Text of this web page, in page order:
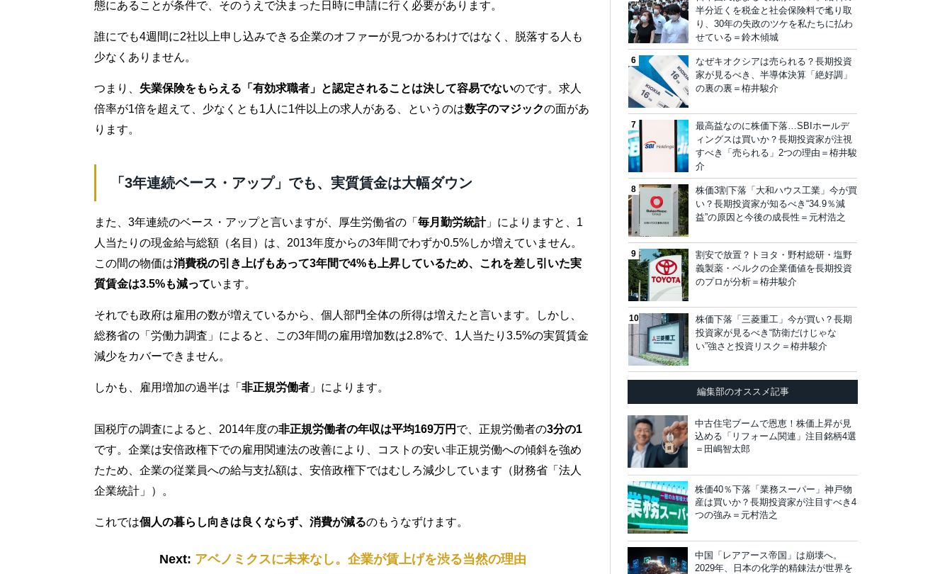
態にあることが条件で、そのうえで決まった日時に申請に行く必要があります。
誰にでも4週間に2社以上申し込みできる企業のオファーが見つかるわけではなく、脱落する人も
少なくありません。
つまり、 失業保険をもらえる「有効求職者」と認定されることは決して容易でないのです。求人
倍率が1倍を超えて、少なくとも1人に1件以上の求人がある、というのは数字のマジックの面があ
ります。
「3年連続ベース・アップ」でも、実質賃金は大幅ダウン
また、3年連続のベース・アップと言いますが、厚生労働省の「 毎月勤労統計」によりますと、1
人当たりの現金給与総額（名目）は、2013年度からの3年間でわずか0.5%しか増えていません。
この間の物価は消費税の引き上げもあって3年間で4%も上昇しているため、これを差し引いた実
質賃金は3.5%も減っています。
それでも政府は雇用の数が増えているから、個人部門全体の所得は増えたと言います。しかし、
総務省の「労働力調査」によると、この3年間の雇用増加数は2.8%で、1人当たり3.5%の実質賃金
減少をカバーできません。
しかも、雇用増加の過半は「 非正規労働者 」によります。
国税庁の調査によると、2014年度の非正規労働者の年収は平均169万円 で、正規労働者の3分の1
です。企業は安倍政権下での雇用関連法の改善により、コストの安い非正規労働への傾斜を強め
たため、企業の従業員への給与支払額は、安倍政権下ではむしろ減少しています（財務省「法人
企業統計」）。
これでは個人の暮らし向きは良くならず、消費が減るのもうなずけます。
Next: アベノミクスに未来なし。企業が賃上げを渋る当然の理由
半分近くを税金と社会保険料で毟り取
り、30年の失政のツケを私たちに払わ
せている＝鈴木傾城
なぜキオクシアは売られる？長期投資
家が見るべき、半導体決算「絶好調」
の裏の裏＝栫井駿介
最高益なのに株価下落…SBIホールデ
ィングスは買いか？長期投資家が注視
すべき「売られる」2つの理由＝栫井駿
介
株価3割下落「大和ハウス工業」今が買
い？長期投資家が知るべき“34.9％減
益”の原因と今後の成長性＝元村浩之
割安で放置？トヨタ・野村総研・塩野
義製薬・ベルクの企業価値を長期投資
のプロが分析＝栫井駿介
株価下落「三菱重工」今が買い？長期
投資家が見るべき“防衛だけじゃな
い”強さと投資リスク＝栫井駿介
編集部のオススメ記事
中古住宅ブームで恩恵！株価上昇が見
込める「リフォーム関連」注目銘柄4選
＝田嶋智太郎
株価40％下落「業務スーパー」神戸物
産は買いか？長期投資家が注目すべき4
つの強み＝元村浩之
中国「レアアース帝国」は崩壊へ。
2029年、日本の化学的精錬法が世界を